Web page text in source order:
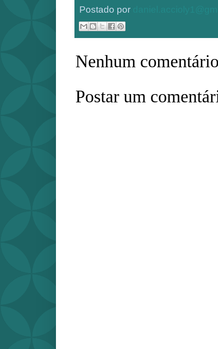
Postado por
Nenhum
Postar um